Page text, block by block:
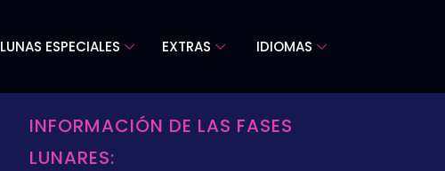
LUNAS ESPECIALES EXTRAS IDIOMAS
INFORMACIÓN DE LAS FASES
LUNARES: